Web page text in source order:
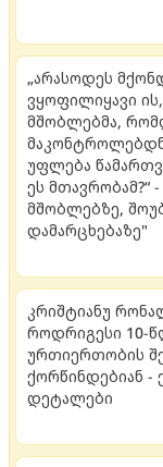
„არასოდეს
ვყოფილიყავი
მშობლებმა,
უფლება
ეს მთავრობამ?“
მშობლებზე,
დამარცხებაზე"
კრიშტიანუ
როდრიგესი 10-
ურთიერთობის
ქორწინდებიან
დეტალები